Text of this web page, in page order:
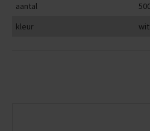
aantal
kleur